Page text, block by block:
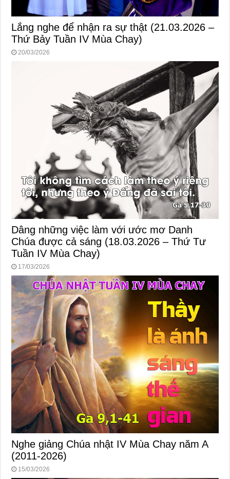
Lắng nghe để nhận ra sự thật (21.03.2026 –
Thứ Bảy Tuần IV Mùa Chay)
20/03/2026
Dâng những việc làm với ước mơ Danh
Chúa được cả sáng (18.03.2026 – Thứ Tư
Tuần IV Mùa Chay)
17/03/2026
Nghe giảng Chúa nhật IV Mùa Chay năm A
(2011-2026)
15/03/2026